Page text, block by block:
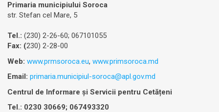
Primaria municipiului Soroca
str. Stefan cel Mare, 5
Tel.: (230) 2-26-60; 067101055
Fax: (230) 2-28-00
Web: www.prmsoroca.eu, www.primsoroca.md
Email: primaria.municipiul-soroca@apl.gov.md
Centrul de Informare și Servicii pentru Cetățeni
Tel.: 0230 30669; 067493320